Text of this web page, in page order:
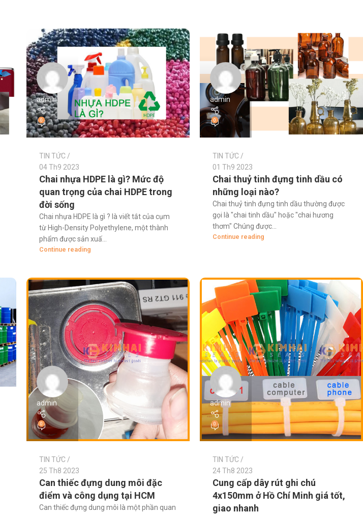
admin
0
TIN TỨC
04 Th9 2023
Chai nhựa HDPE là gì? Mức độ
quan trọng của chai HDPE trong
đời sống
Chai nhựa HDPE là gì ? là viết tắt của cụm
từ High-Density Polyethylene, một thành
phẩm được sản xuấ...
Continue reading
admin
0
TIN TỨC
01 Th9 2023
Chai thuỷ tinh đựng tinh dầu có
những loại nào?
Chai thuỷ tinh đựng tinh dầu thường được
gọi là "chai tinh dầu" hoặc "chai hương
thơm" Chúng được...
Continue reading
admin
0
TIN TỨC
25 Th8 2023
Can thiếc đựng dung môi đặc
điểm và công dụng tại HCM
Can thiếc đựng dung môi là một phần quan
admin
0
TIN TỨC
24 Th8 2023
Cung cấp dây rút ghi chú
4x150mm ở Hồ Chí Minh giá tốt,
giao nhanh